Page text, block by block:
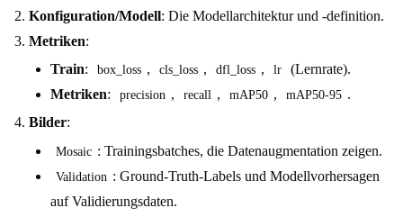
Konfiguration/Modell: Die Modellarchitektur und -definition.
Metriken:
Train: box_loss , cls_loss , dfl_loss , lr
(Lernrate).
Metriken: precision , recall , mAP50 , mAP50-95 .
Bilder:
Mosaic : Trainingsbatches, die Datenaugmentation zeigen.
Validation : Ground-Truth-Labels und Modellvorhersagen
auf Validierungsdaten.